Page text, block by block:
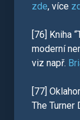
zde, více
[76] Kniha
moderní
viz např.
[77]
The Turner